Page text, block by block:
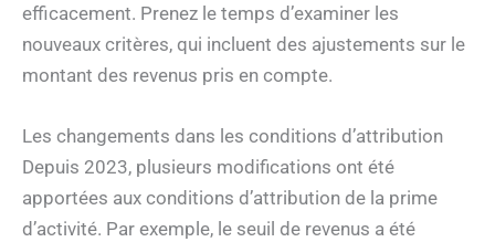
efficacement. Prenez le temps d’examiner les
nouveaux critères, qui incluent des ajustements sur le
montant des revenus pris en compte.
Les changements dans les conditions d’attribution
Depuis 2023, plusieurs modifications ont été
apportées aux conditions d’attribution de la prime
d’activité. Par exemple, le seuil de revenus a été